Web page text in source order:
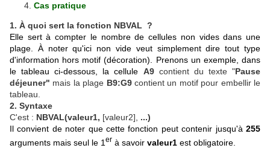
Cas pratique
1. À quoi sert la fonction NBVAL ?
Elle sert à compter le nombre de cellules non vides dans une
plage. À noter qu'ici non vide veut simplement dire tout type
d'information hors motif (décoration). Prenons un exemple, dans
le tableau ci-dessous, la cellule A9contient du texte "Pause
déjeuner" mais la plage B9:G9contient un motif pour embellir le
tableau.
2. Syntaxe
C'est : NBVAL(valeur1, [valeur2],
...)
Il convient de noter que cette fonction peut contenir jusqu'à 255
arguments mais seul le 1 er à savoir valeur1 est obligatoire.